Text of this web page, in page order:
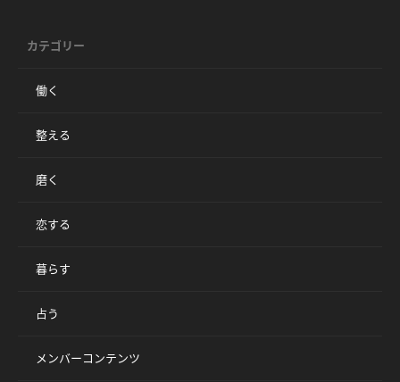
カテゴリー
働く
整える
磨く
恋する
暮らす
占う
メンバーコンテンツ